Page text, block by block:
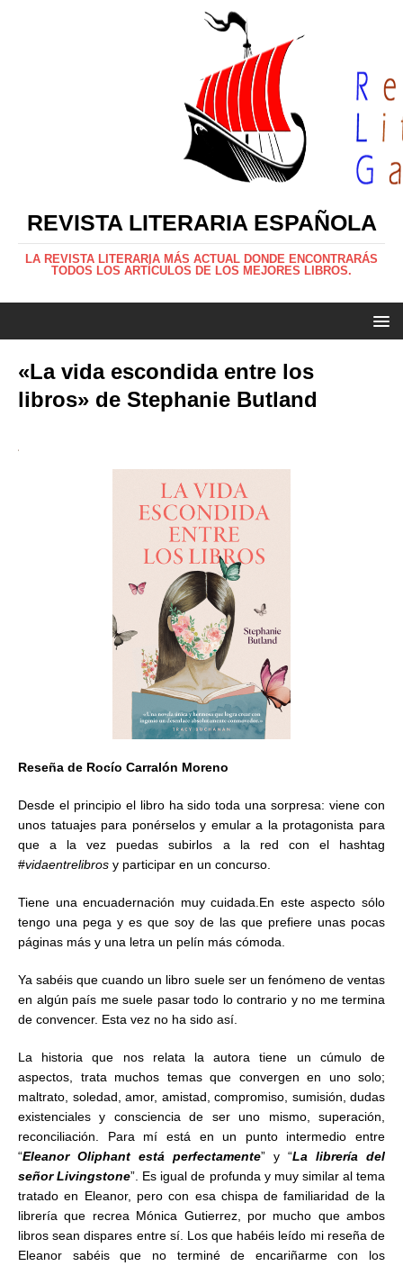
REVISTA LITERARIA ESPAÑOLA
LA REVISTA LITERARIA MÁS ACTUAL DONDE ENCONTRARÁS
TODOS LOS ARTÍCULOS DE LOS MEJORES LIBROS.
«La vida escondida entre los
libros» de Stephanie Butland
Reseña de Rocío Carralón Moreno
Desde el principio el libro ha sido toda una sorpresa: viene con
unos tatuajes para ponérselos y emular a la protagonista para
que a la vez puedas subirlos a la red con el hashtag
#vidaentrelibros y participar en un concurso.
Tiene una encuadernación muy cuidada.En este aspecto sólo
tengo una pega y es que soy de las que prefiere unas pocas
páginas más y una letra un pelín más cómoda.
Ya sabéis que cuando un libro suele ser un fenómeno de ventas
en algún país me suele pasar todo lo contrario y no me termina
de convencer. Esta vez no ha sido así.
La historia que nos relata la autora tiene un cúmulo de
aspectos, trata muchos temas que convergen en uno solo;
maltrato, soledad, amor, amistad, compromiso, sumisión, dudas
existenciales y consciencia de ser uno mismo, superación,
reconciliación. Para mí está en un punto intermedio entre
“Eleanor Oliphant está perfectamente” y “La librería del
señor Livingstone”. Es igual de profunda y muy similar al tema
tratado en Eleanor, pero con esa chispa de familiaridad de la
librería que recrea Mónica Gutierrez, por mucho que ambos
libros sean dispares entre sí. Los que habéis leído mi reseña de
Eleanor sabéis que no terminé de encariñarme con los